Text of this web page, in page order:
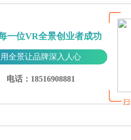
一位VR全景创业者成功
用全景让品牌深入人心
电话：18516908881